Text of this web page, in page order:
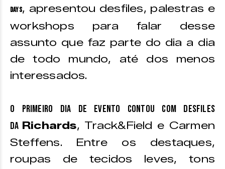
Days, apresentou desfiles, palestras e
workshops para falar desse
assunto que faz parte do dia a dia
de todo mundo, até dos menos
interessados.
O primeiro dia de evento contou com desfiles
da Richards, Track&Field e Carmen
Steffens. Entre os destaques,
roupas de tecidos leves, tons